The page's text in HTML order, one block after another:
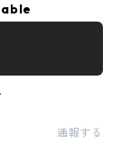
通報する